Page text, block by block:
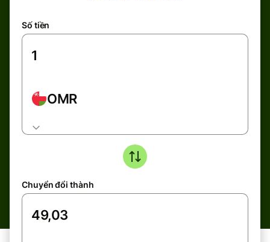
Số tiền
OMR
Chuyển đổi thành